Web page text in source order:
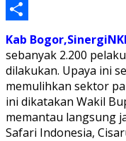
Telegram
Share
Kab
sebanyak 2.200
dilakukan. Upaya ini
memulihkan sektor
ini dikatakan Wakil
memantau langsung
Safari Indonesia,